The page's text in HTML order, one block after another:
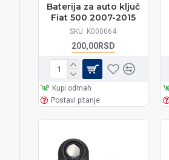
SKU: K000064
Baterija za auto ključ
Fiat 500 2007-2015
200,00RSD
Kupi odmah
Postavi pitanje